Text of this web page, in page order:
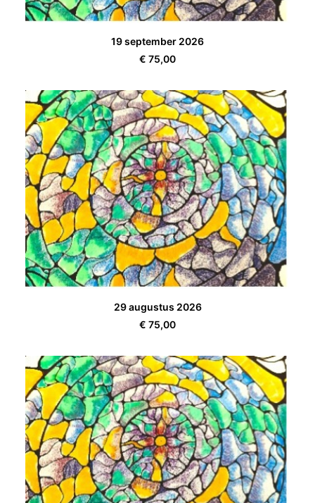
TOEVOEGEN AAN WINKELWAGEN
19 september 2026
€ 75,00
TOEVOEGEN AAN WINKELWAGEN
29 augustus 2026
€ 75,00